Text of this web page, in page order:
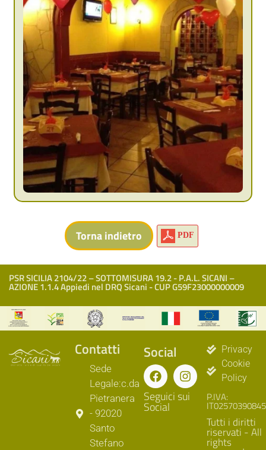
PDF
PSR SICILIA 2104/22 – SOTTOMISURA 19.2 - P.A.L. SICANI –
AZIONE 1.1.4 Appiedi nel DRQ Sicani - CUP G59F23000000009
Contatti
Sede
Legale:c.da
Pietranera
- 92020
Santo
Stefano
Social
Seguici sui
Social
Privacy
Cookie
Policy
P.IVA:
IT02570390845
Tutti i diritti
riservati - All
rights